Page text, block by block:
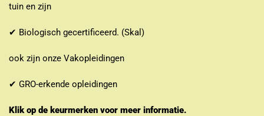
tuin en zijn
✔ Biologisch gecertificeerd. (Skal)
ook zijn onze Vakopleidingen
✔ GRO-erkende opleidingen
Klik op de keurmerken voor meer informatie.